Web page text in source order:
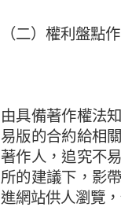
（二）權利盤點
由具備著作權法
易版的合約給相
著作人，追究不
所的建議下，影
進網站供人瀏覽